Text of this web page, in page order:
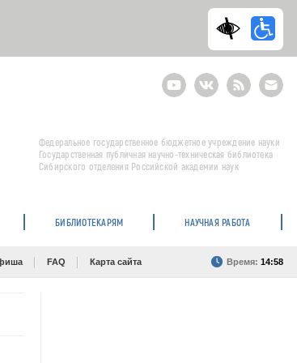
YoutubeВКонтактеRSS
E-
mail
подписка
Федеральное государственное бюджетное учреждение науки
Государственная публичная научно-техническая библиотека
Сибирского отделения Российской академии наук
БИБЛИОТЕКАРЯМ НАУЧНАЯ РАБОТА
FAQ Карта сайта Время: 14:58